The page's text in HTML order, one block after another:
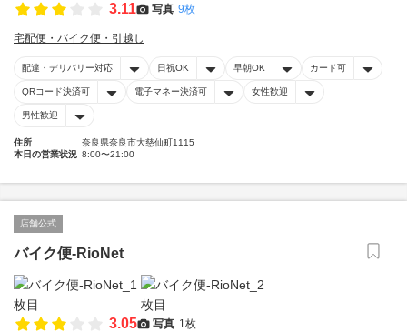
3.11 写真 9枚
宅配便・バイク便・引越し
配達・デリバリー対応 日祝OK 早朝OK カード可
QRコード決済可 電子マネー決済可 女性歓迎
男性歓迎
住所
奈良県奈良市大慈仙町1115
本日の営業状況 8:00〜21:00
店舗公式
バイク便-RioNet
3.05 写真 1枚